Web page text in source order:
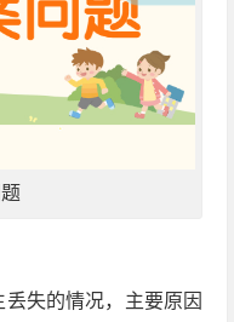
失的情况，主要原因